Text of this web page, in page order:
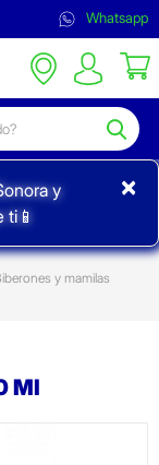
Whatsapp
y
ti📱
×
y mamilas
Ml